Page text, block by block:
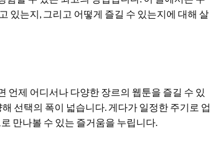
있는지, 그리고 어떻게 즐길 수 있는지에 대해 살
언제 어디서나 다양한 장르의 웹툰을 즐길 수 있
선택의 폭이 넓습니다. 게다가 일정한 주기로 업
만나볼 수 있는 즐거움을 누립니다.